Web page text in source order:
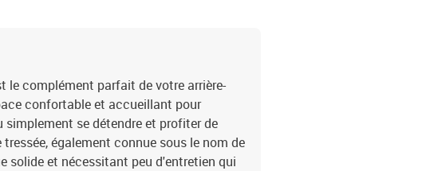
le complément parfait de votre arrière-
confortable et accueillant pour
se détendre et profiter de
également connue sous le nom de
solide et nécessitant peu d'entretien qui